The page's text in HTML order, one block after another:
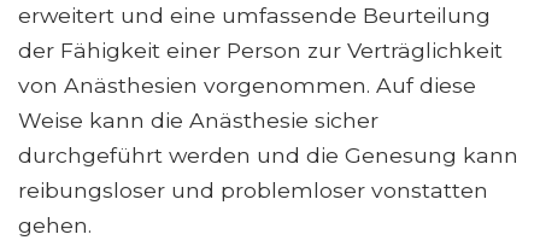
erweitert und eine umfassende Beurteilung
der Fähigkeit einer Person zur Verträglichkeit
von Anästhesien vorgenommen. Auf diese
Weise kann die Anästhesie sicher
durchgeführt werden und die Genesung kann
reibungsloser und problemloser vonstatten
gehen.